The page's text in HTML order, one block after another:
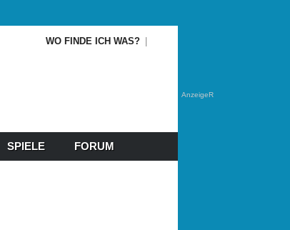
AnzeigeR
WO FINDE ICH WAS?
SPIELE FORUM